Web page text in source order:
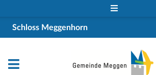
Schloss Meggenhorn